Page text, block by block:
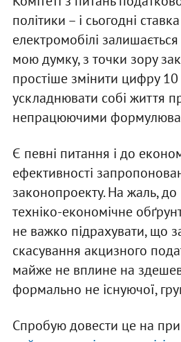
політики – і сьогодні
електромобілі
мою думку, з точки зору
простіше змінити цифру 10
ускладнювати собі життя
непрацюючими
Є певні питання і до
ефективності
законопроекту. На жаль,
техніко-економічне
не важко підрахувати, що
скасування акцизного
майже не вплине на
формально не існуючої,
Спробую довести це на